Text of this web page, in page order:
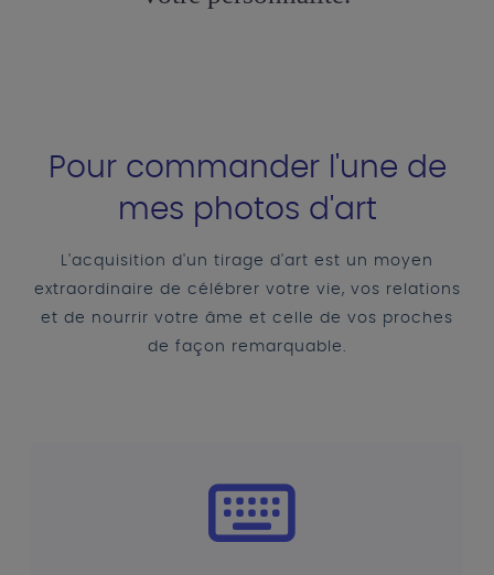
Pour commander l'une de
mes photos d'art
L'acquisition d'un tirage d'art est un moyen
extraordinaire de célébrer votre vie, vos relations
et de nourrir votre âme et celle de vos proches
de façon remarquable.